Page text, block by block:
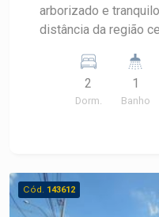
arborizado e
distância da região central. - 51,51m²
com box em blindex; - Sala para TV com painel; -
Lavanderia com armário; - 1 vaga de
Agende sua visita!
2
Dorm.
1
Banho
Cód. 143612